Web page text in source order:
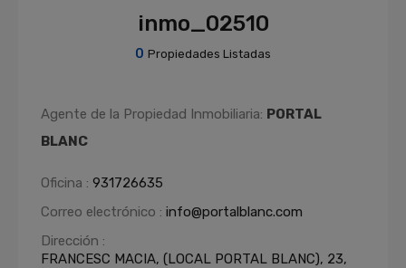
inmo_02510
0 Propiedades Listadas
Agente de la Propiedad Inmobiliaria: PORTAL
BLANC
Oficina : 931726635
Correo electrónico : info@portalblanc.com
Dirección :
FRANCESC MACIA, (LOCAL PORTAL BLANC), 23,